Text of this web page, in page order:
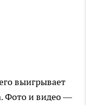
выигрывает
Фото и видео —